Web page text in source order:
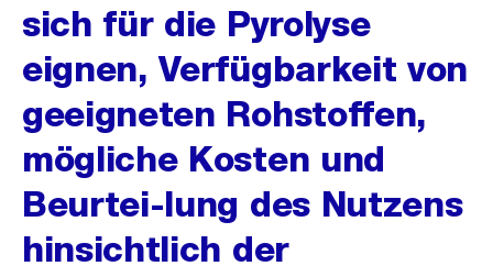
sich für die Pyrolyse
eignen, Verfügbarkeit von
geeigneten Rohstoffen,
mögliche Kosten und
Beurtei-lung des Nutzens
hinsichtlich der